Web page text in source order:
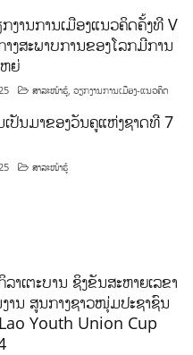
ງານການເມືອງແນວຄິດຄັ້ງທີ V
ງສະພາບການຂອງໂລກມີການ
ຍ່
ສາລະໜ້າຮູ້ ,ວຽກງານການເມືອງ-ແນວຄິດ
ປັນມາຂອງວັນຄູແຫ່ງຊາດທີ 7
ສາລະໜ້າຮູ້
າເຕະບານ ຊິງຂັນສະຫາຍເລຂາ
ານ ສູນກາງຊາວໜຸ່ມປະຊາຊົນ
Youth Union Cup